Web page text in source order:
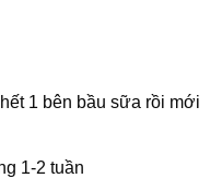
1 bên bầu sữa rồi mới
1-2 tuần